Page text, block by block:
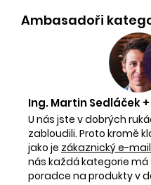
Ambasadoři
Ing. Martin Sedláček
U nás jste v dobrých
zabloudili. Proto kromě
jako je zákaznický e-mail
nás každá kategorie
poradce na produkty v